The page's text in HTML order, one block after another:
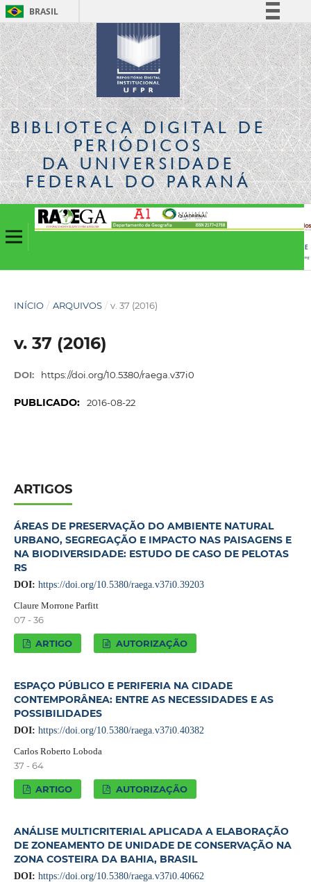
BRASIL
Simplifique!
Comunica BR
Participe
Acesso à informação
Legislação
Canais
BIBLIOTECA DIGITALDE
PERIÓDICOS
DA UNIVERSIDADE
FEDERAL DO PARANÁ
INÍCIO / ARQUIVOS / v. 37 (2016)
v. 37 (2016)
DOI: https://doi.org/10.5380/raega.v37i0
PUBLICADO: 2016-08-22
ARTIGOS
ÁREAS DE PRESERVAÇÃO DO AMBIENTE NATURAL
URBANO, SEGREGAÇÃO E IMPACTO NAS PAISAGENS E
NA BIODIVERSIDADE: ESTUDO DE CASO DE PELOTAS
RS
DOI: https://doi.org/10.5380/raega.v37i0.39203
Claure Morrone Parfitt
07 - 36
ARTIGO AUTORIZAÇÃO
ESPAÇO PÚBLICO E PERIFERIA NA CIDADE
CONTEMPORÂNEA: ENTRE AS NECESSIDADES E AS
POSSIBILIDADES
DOI: https://doi.org/10.5380/raega.v37i0.40382
Carlos Roberto Loboda
37 - 64
ARTIGO AUTORIZAÇÃO
ANÁLISE MULTICRITERIAL APLICADA A ELABORAÇÃO
DE ZONEAMENTO DE UNIDADE DE CONSERVAÇÃO NA
ZONA COSTEIRA DA BAHIA, BRASIL
DOI: https://doi.org/10.5380/raega.v37i0.40662